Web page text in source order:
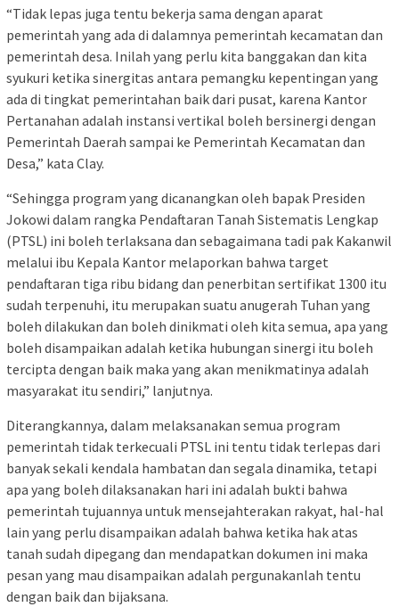
“Tidak lepas juga tentu bekerja sama dengan aparat
pemerintah yang ada di dalamnya pemerintah kecamatan dan
pemerintah desa. Inilah yang perlu kita banggakan dan kita
syukuri ketika sinergitas antara pemangku kepentingan yang
ada di tingkat pemerintahan baik dari pusat, karena Kantor
Pertanahan adalah instansi vertikal boleh bersinergi dengan
Pemerintah Daerah sampai ke Pemerintah Kecamatan dan
Desa,” kata Clay.
“Sehingga program yang dicanangkan oleh bapak Presiden
Jokowi dalam rangka Pendaftaran Tanah Sistematis Lengkap
(PTSL) ini boleh terlaksana dan sebagaimana tadi pak Kakanwil
melalui ibu Kepala Kantor melaporkan bahwa target
pendaftaran tiga ribu bidang dan penerbitan sertifikat 1300 itu
sudah terpenuhi, itu merupakan suatu anugerah Tuhan yang
boleh dilakukan dan boleh dinikmati oleh kita semua, apa yang
boleh disampaikan adalah ketika hubungan sinergi itu boleh
tercipta dengan baik maka yang akan menikmatinya adalah
masyarakat itu sendiri,” lanjutnya.
Diterangkannya, dalam melaksanakan semua program
pemerintah tidak terkecuali PTSL ini tentu tidak terlepas dari
banyak sekali kendala hambatan dan segala dinamika, tetapi
apa yang boleh dilaksanakan hari ini adalah bukti bahwa
pemerintah tujuannya untuk mensejahterakan rakyat, hal-hal
lain yang perlu disampaikan adalah bahwa ketika hak atas
tanah sudah dipegang dan mendapatkan dokumen ini maka
pesan yang mau disampaikan adalah pergunakanlah tentu
dengan baik dan bijaksana.